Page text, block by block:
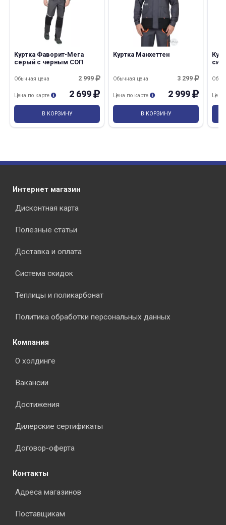
Куртка Фаворит-Мега
серый с черным СОП
2 999
Обычная цена
2 699
Цена по карте
В КОРЗИНУ
Куртка Манхеттен
3 299
Обычная цена
2 999
Цена по карте
В КОРЗИНУ
Цена
Интернет магазин
Дисконтная карта
Полезные статьи
Доставка и оплата
Система скидок
Теплицы и поликарбонат
Политика обработки персональных данных
Компания
О холдинге
Вакансии
Достижения
Дилерские сертификаты
Договор-оферта
Контакты
Адреса магазинов
Поставщикам